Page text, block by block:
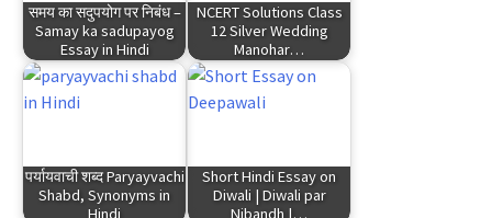
समय का सदुपयोग पर निबंध –
Samay ka sadupayog
Essay in Hindi
NCERT Solutions Class
12 Silver Wedding
Manohar…
पर्यायवाची शब्द Paryayvachi
Shabd, Synonyms in
Hindi
Short Hindi Essay on
Diwali | Diwali par
Nibandh |…